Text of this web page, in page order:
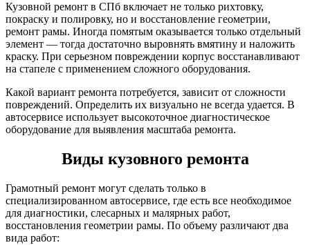
Кузовной ремонт в СПб включает не только рихтовку,
покраску и полировку, но и восстановление геометрии,
ремонт рамы. Иногда помятым оказывается только отдельный
элемент — тогда достаточно выровнять вмятину и наложить
краску. При серьезном повреждении корпус восстанавливают
на стапеле с применением сложного оборудования.
Какой вариант ремонта потребуется, зависит от сложности
повреждений. Определить их визуально не всегда удается. В
автосервисе использует высокоточное диагностическое
оборудование для выявления масштаба ремонта.
Виды кузовного ремонта
Грамотный ремонт могут сделать только в
специализированном автосервисе, где есть все необходимое
для диагностики, слесарных и малярных работ,
восстановления геометрии рамы. По объему различают два
вида работ: